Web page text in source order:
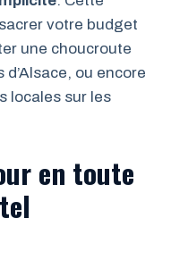
votre budget
une choucroute
ou encore
locales sur les
en toute